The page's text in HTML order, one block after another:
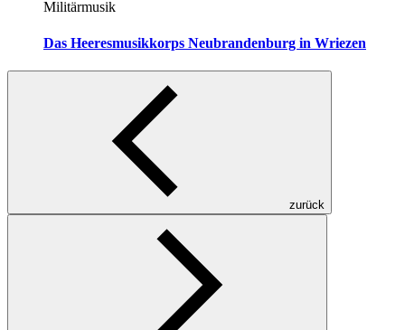
Militärmusik
Das Heeresmusikkorps Neubrandenburg in Wriezen
zurück